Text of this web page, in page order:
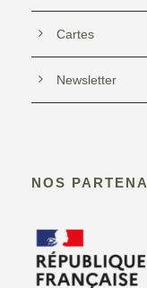
Cartes
Newsletter
NOS